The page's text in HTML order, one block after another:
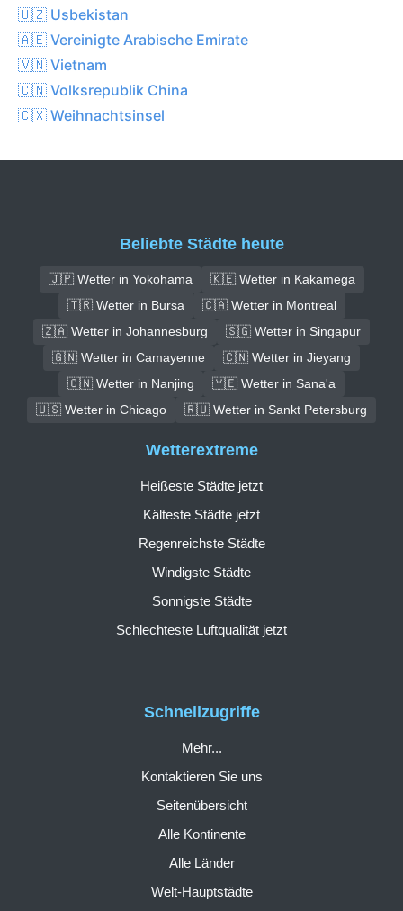
🇺🇿 Usbekistan
🇦🇪 Vereinigte Arabische Emirate
🇻🇳 Vietnam
🇨🇳 Volksrepublik China
🇨🇽 Weihnachtsinsel
Beliebte Städte heute
🇯🇵 Wetter in Yokohama
🇰🇪 Wetter in Kakamega
🇹🇷 Wetter in Bursa
🇨🇦 Wetter in Montreal
🇿🇦 Wetter in Johannesburg
🇸🇬 Wetter in Singapur
🇬🇳 Wetter in Camayenne
🇨🇳 Wetter in Jieyang
🇨🇳 Wetter in Nanjing
🇾🇪 Wetter in Sana'a
🇺🇸 Wetter in Chicago
🇷🇺 Wetter in Sankt Petersburg
Schnellzugriffe
Mehr...
Kontaktieren Sie uns
Seitenübersicht
Alle Kontinente
Alle Länder
Welt-Hauptstädte
Wetterextreme
Heißeste Städte jetzt
Kälteste Städte jetzt
Regenreichste Städte
Windigste Städte
Sonnigste Städte
Schlechteste Luftqualität jetzt